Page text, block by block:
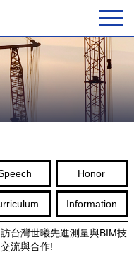
Honor
Information
台灣世曦先進測量與BIM技
流與合作!